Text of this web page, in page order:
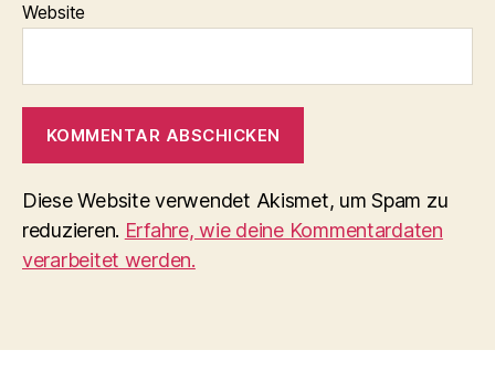
Website
Diese Website verwendet Akismet, um Spam zu
reduzieren. Erfahre, wie deine Kommentardaten
verarbeitet werden.